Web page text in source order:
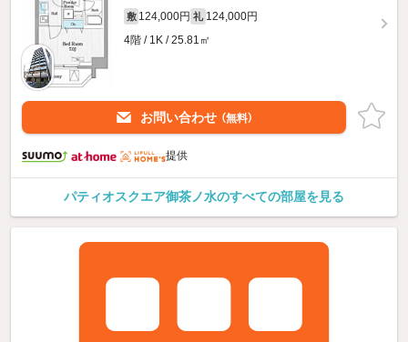
敷 124,000円 礼 124,000円
4階 / 1K / 25.81㎡
お問い合わせ （無料）
提供
パティオスクエア御茶ノ水のすべての部屋を見る